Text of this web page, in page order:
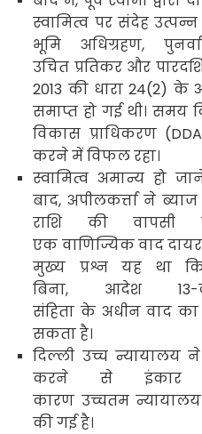
स्वामित्व पर संदेह
भूमि अधिग्रहण,
उचित प्रतिकर और
2013 की धारा24(2) के
समाप्त हो गई थी। समय
विकास प्राधिकरण (
करने में विफल रहा।
स्वामित्व अमान्य हो
बाद, अपीलकर्त्ता ने
राशि की
एक वाणिज्यिक वाद
मुख्य प्रश्न यह था
बिना, आदेश13-
संहिता के अधीन वाद का
सकता है।
दिल्ली उच्च न्यायालय ने
करने से इंकार
कारण उच्चतम
की गई है।